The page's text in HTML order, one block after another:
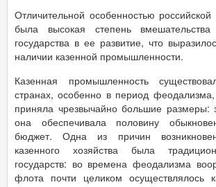
Отличительной особенностью
была высокая степень вмешательства
государства в ее развитие, что
наличии казенной промышленности.
Казенная промышленность
странах, особенно в период
приняла чрезвычайно большие размеры:
она обеспечивала половину
бюджет. Одна из причин
казенного хозяйства была
государств: во времена феодализма
флота почти целиком осуществлялось